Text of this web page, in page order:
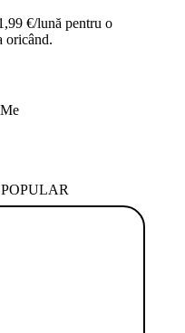
€/lună pentru o
oricând.